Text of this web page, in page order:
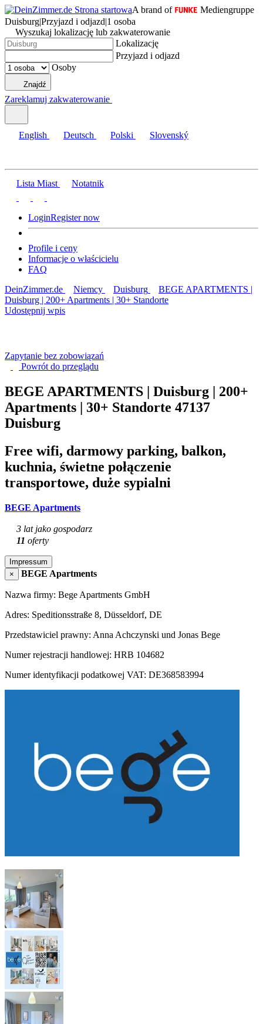
A brand of
Mediengruppe
Duisburg|Przyjazd i odjazd|1 osoba
Wyszukaj lokalizację lub zakwaterowanie
Lokalizację
Przyjazd i odjazd
Osoby
Znajdź
Zareklamuj zakwaterowanie
English Deutsch Polski Slovenský
Lista Miast Notatnik
LoginRegister now
Profile i ceny
Informacje o właścicielu
FAQ
DeinZimmer.de
Niemcy Duisburg
BEGE APARTMENTS |
Duisburg | 200+ Apartments | 30+ Standorte
Udostępnij wpis
Zapytanie bez zobowiązań
Powrót do przeglądu
BEGE APARTMENTS | Duisburg | 200+
Apartments | 30+ Standorte 47137
Duisburg
Free wifi, darmowy parking, balkon,
kuchnia, świetne połączenie
transportowe, duże sypialni
BEGE Apartments
3 lat jako gospodarz
11 oferty
Impressum
×
BEGE Apartments
Nazwa firmy: Bege Apartments GmbH
Adres: Speditionsstraße 8, Düsseldorf, DE
Przedstawiciel prawny: Anna Achczynski und Jonas Bege
Numer rejestracji handlowej: HRB 104682
Numer identyfikacji podatkowej VAT: DE368583994